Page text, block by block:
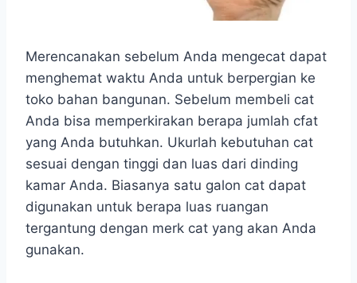
Merencanakan sebelum Anda mengecat dapat
menghemat waktu Anda untuk berpergian ke
toko bahan bangunan. Sebelum membeli cat
Anda bisa memperkirakan berapa jumlah cfat
yang Anda butuhkan. Ukurlah kebutuhan cat
sesuai dengan tinggi dan luas dari dinding
kamar Anda. Biasanya satu galon cat dapat
digunakan untuk berapa luas ruangan
tergantung dengan merk cat yang akan Anda
gunakan.